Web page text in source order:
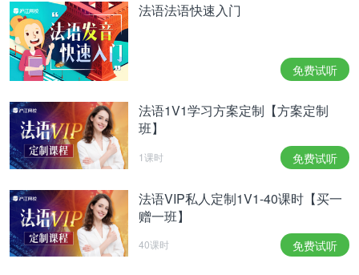
法语法语快速入门
免费试听
法语1V1学习方案定制【方案定制
班】
1课时 免费试听
法语VIP私人定制1V1-40课时【买一
赠一班】
40课时 免费试听